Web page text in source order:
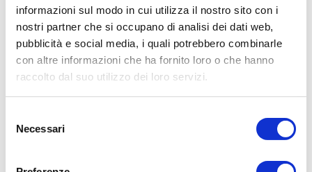
informazioni sul modo in cui utilizza il nostro sito con i
nostri partner che si occupano di analisi dei dati web,
pubblicità e social media, i quali potrebbero combinarle
con altre informazioni che ha fornito loro o che hanno
raccolto dal suo utilizzo dei loro servizi.
delNecessari
CARATTERISTICHE TECNICHE
• Max SPL: 138 dB (peak) (2)
INFORMAZIONI AGGIUNTIVE
REGULATIONS